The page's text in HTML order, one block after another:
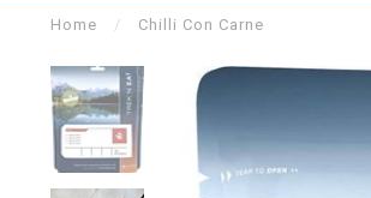
Home / Chilli Con Carne